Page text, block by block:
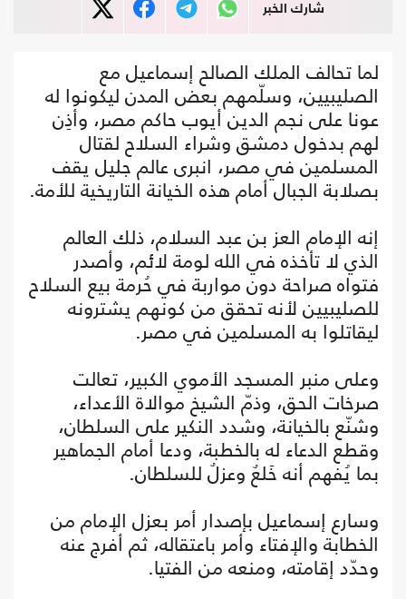
شارك الخبر
لما تحالف الملك الصالح إسماعيل مع
الصليبيين، وسلّمهم بعض المدن ليكونوا له
عونا على نجم الدين أيوب حاكم مصر، وأذِن
لهم بدخول دمشق وشراء السلاح لقتال
المسلمين في مصر، انبرى عالم جليل يقف
بصلابة الجبال أمام هذه الخيانة التاريخية للأمة.
إنه الإمام العز بن عبد السلام، ذلك العالم
الذي لا تأخذه في الله لومة لائم، وأصدر
فتواه صراحة دون مواربة في حُرمة بيع السلاح
للصليبيين لأنه تحقق من كونهم يشترونه
ليقاتلوا به المسلمين في مصر.
وعلى منبر المسجد الأموي الكبير، تعالت
صرخات الحق، وذمّ الشيخ موالاة الأعداء،
وشنّع بالخيانة، وشدد النكير على السلطان،
وقطع الدعاء له بالخطبة، ودعا أمام الجماهير
بما يُفهم أنه خَلعٌ وعزلٌ للسلطان.
وسارع إسماعيل بإصدار أمر بعزل الإمام من
الخطابة والإفتاء وأمر باعتقاله، ثم أفرج عنه
وحدّد إقامته، ومنعه من الفتيا.